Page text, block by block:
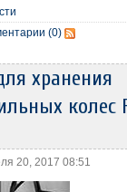
(0)
хранения
колес
20, 2017 08:51